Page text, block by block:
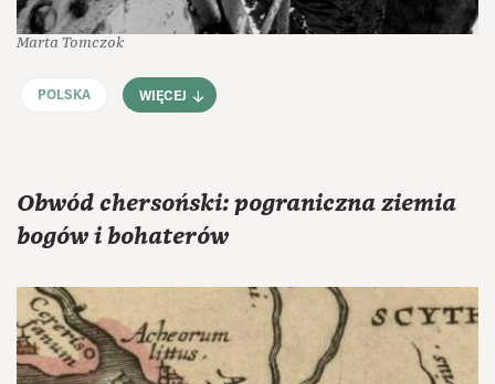
Marta Tomczok
POLSKA WIĘCEJ
Obwód chersoński: pograniczna ziemia
bogów i bohaterów